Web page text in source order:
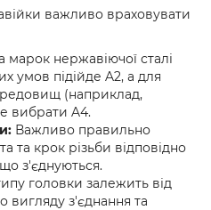
важливо враховувати
марок нержавіючої сталі
умов підійде A2, а для
(наприклад,
вибрати A4.
Важливо правильно
та крок різьби відповідно
з'єднуються.
головки залежить від
вигляду з'єднання та